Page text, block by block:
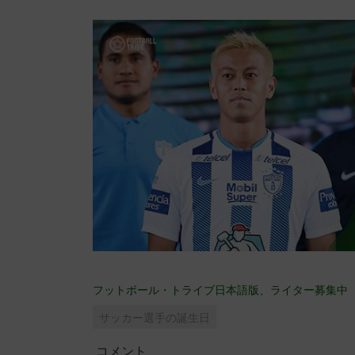
フットボール・トライブ日本語版、ライター募集中
サッカー選手の誕生日